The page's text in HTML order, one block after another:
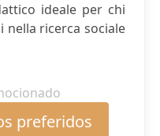
ideale per chi
nella ricerca sociale
preferidos